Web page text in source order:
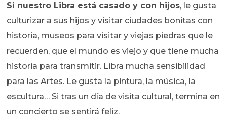
Si nuestro Libra está casado y con hijos, le gusta
culturizar a sus hijos y visitar ciudades bonitas con
historia, museos para visitar y viejas piedras que le
recuerden, que el mundo es viejo y que tiene mucha
historia para transmitir. Libra mucha sensibilidad
para las Artes. Le gusta la pintura, la música, la
escultura… Si tras un día de visita cultural, termina en
un concierto se sentirá feliz.